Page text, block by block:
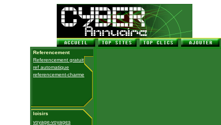
Referencement
Referencement gratuit
ref automatique
referencement-charme
loisirs
voyage-voyages